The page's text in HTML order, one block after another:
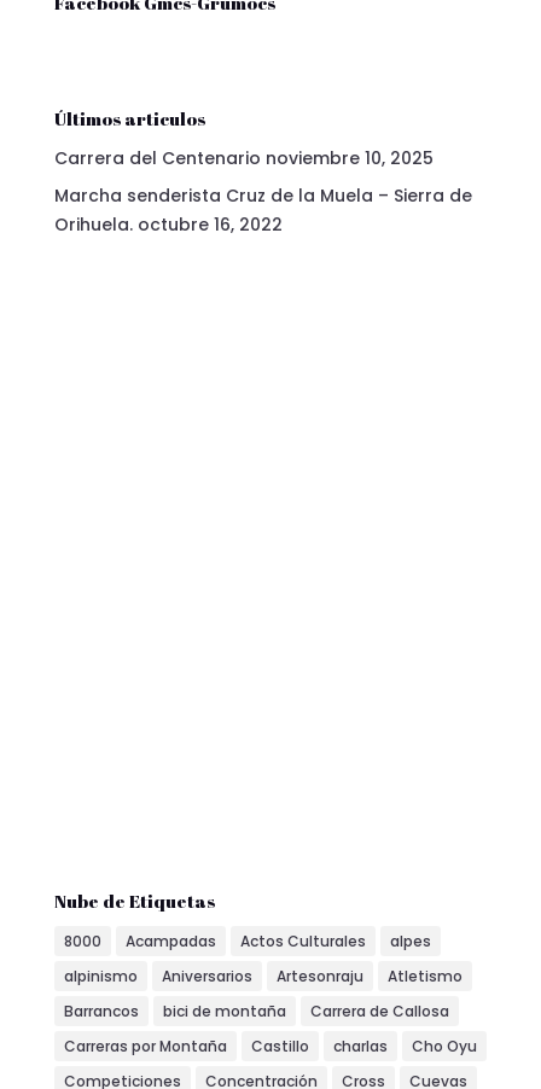
Últimos articulos
Carrera del Centenario noviembre 10, 2025
Marcha senderista Cruz de la Muela – Sierra de
Orihuela. octubre 16, 2022
Nube de Etiquetas
8000 Acampadas Actos Culturales
alpes
alpinismo
Aniversarios Artesonraju
Atletismo
Barrancos
bici de montaña
Carrera de Callosa
Carreras por Montaña
Castillo charlas
Cho Oyu
Competiciones
Concentración Cross
Cuevas